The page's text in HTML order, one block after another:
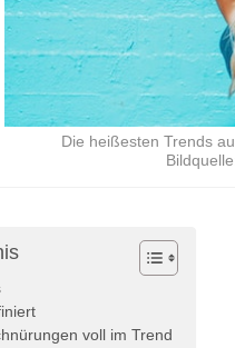
Die heißesten Trends
voll im Trend